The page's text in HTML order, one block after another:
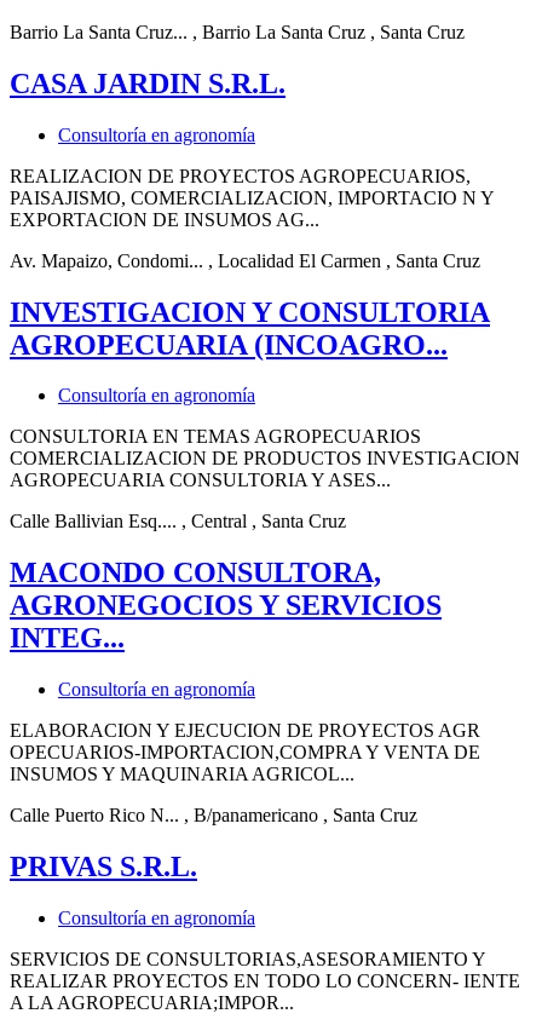
Barrio La Santa Cruz... , Barrio La Santa Cruz , Santa Cruz
CASA JARDIN S.R.L.
Consultoría en agronomía
REALIZACION DE PROYECTOS AGROPECUARIOS,
PAISAJISMO, COMERCIALIZACION, IMPORTACIO N Y
EXPORTACION DE INSUMOS AG...
Av. Mapaizo, Condomi... , Localidad El Carmen , Santa Cruz
INVESTIGACION Y CONSULTORIA
AGROPECUARIA (INCOAGRO...
Consultoría en agronomía
CONSULTORIA EN TEMAS AGROPECUARIOS
COMERCIALIZACION DE PRODUCTOS INVESTIGACION
AGROPECUARIA CONSULTORIA Y ASES...
Calle Ballivian Esq.... , Central , Santa Cruz
MACONDO CONSULTORA,
AGRONEGOCIOS Y SERVICIOS
INTEG...
Consultoría en agronomía
ELABORACION Y EJECUCION DE PROYECTOS AGR
OPECUARIOS-IMPORTACION,COMPRA Y VENTA DE
INSUMOS Y MAQUINARIA AGRICOL...
Calle Puerto Rico N... , B/panamericano , Santa Cruz
PRIVAS S.R.L.
Consultoría en agronomía
SERVICIOS DE CONSULTORIAS,ASESORAMIENTO Y
REALIZAR PROYECTOS EN TODO LO CONCERN- IENTE
A LA AGROPECUARIA;IMPOR...